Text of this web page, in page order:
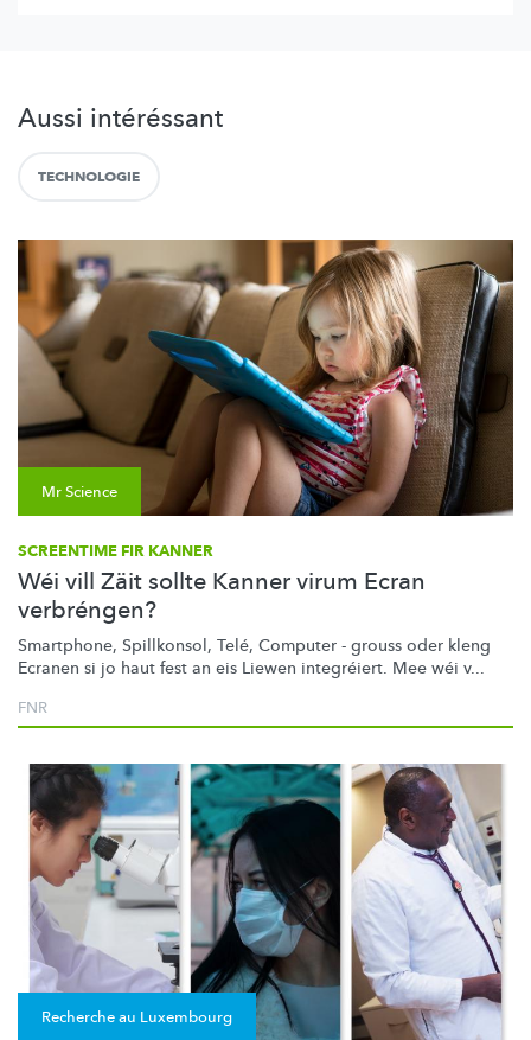
Aussi intéréssant
TECHNOLOGIE
Mr Science
SCREENTIME FIR KANNER
Wéi vill Zäit sollte Kanner virum Ecran
verbréngen?
Smartphone, Spillkonsol, Telé, Computer - grouss oder kleng
Ecranen si jo haut fest an eis Liewen integréiert. Mee wéi v...
FNR
Recherche au Luxembourg